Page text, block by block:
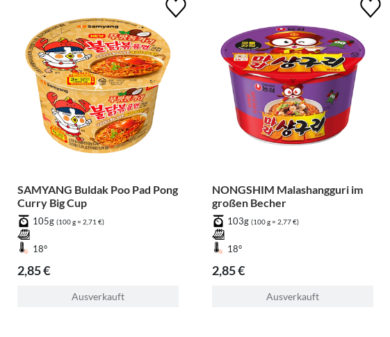
SAMYANG Buldak Poo Pad Pong
Curry Big Cup
105g (100 g = 2,71 €)
18°
2,85 €
Ausverkauft
NONGSHIM Malashangguri im
großen Becher
103g (100 g = 2,77 €)
18°
2,85 €
Ausverkauft